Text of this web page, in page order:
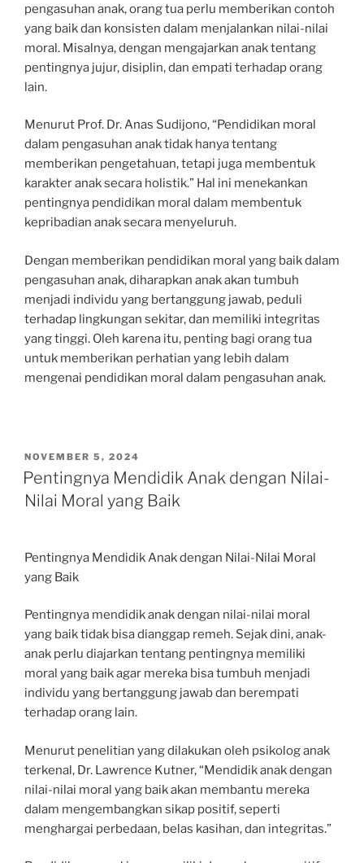
pengasuhan anak, orang tua perlu memberikan contoh
yang baik dan konsisten dalam menjalankan nilai-nilai
moral. Misalnya, dengan mengajarkan anak tentang
pentingnya jujur, disiplin, dan empati terhadap orang
lain.
Menurut Prof. Dr. Anas Sudijono, “Pendidikan moral
dalam pengasuhan anak tidak hanya tentang
memberikan pengetahuan, tetapi juga membentuk
karakter anak secara holistik.” Hal ini menekankan
pentingnya pendidikan moral dalam membentuk
kepribadian anak secara menyeluruh.
Dengan memberikan pendidikan moral yang baik dalam
pengasuhan anak, diharapkan anak akan tumbuh
menjadi individu yang bertanggung jawab, peduli
terhadap lingkungan sekitar, dan memiliki integritas
yang tinggi. Oleh karena itu, penting bagi orang tua
untuk memberikan perhatian yang lebih dalam
mengenai pendidikan moral dalam pengasuhan anak.
POSTED
ON
NOVEMBER 5, 2024
Pentingnya Mendidik Anak dengan Nilai-
Nilai Moral yang Baik
Pentingnya Mendidik Anak dengan Nilai-Nilai Moral
yang Baik
Pentingnya mendidik anak dengan nilai-nilai moral
yang baik tidak bisa dianggap remeh. Sejak dini, anak-
anak perlu diajarkan tentang pentingnya memiliki
moral yang baik agar mereka bisa tumbuh menjadi
individu yang bertanggung jawab dan berempati
terhadap orang lain.
Menurut penelitian yang dilakukan oleh psikolog anak
terkenal, Dr. Lawrence Kutner, “Mendidik anak dengan
nilai-nilai moral yang baik akan membantu mereka
dalam mengembangkan sikap positif, seperti
menghargai perbedaan, belas kasihan, dan integritas.”